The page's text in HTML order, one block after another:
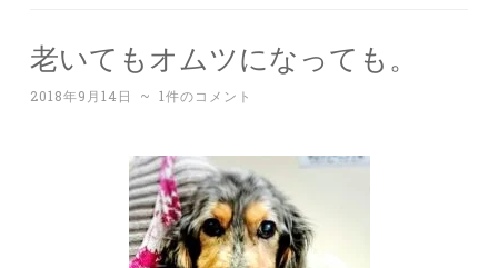
老いてもオムツになっても。
2018年9月14日 ~ 1件のコメント